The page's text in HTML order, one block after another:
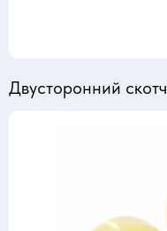
Двусторонний скотч